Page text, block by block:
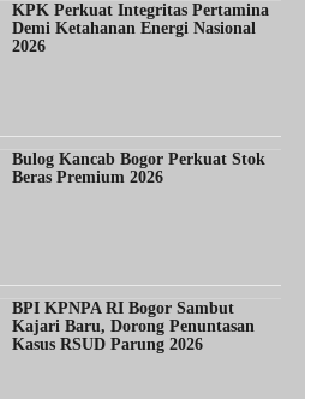
KPK Perkuat Integritas Pertamina
Demi Ketahanan Energi Nasional
2026
Bulog Kancab Bogor Perkuat Stok
Beras Premium 2026
BPI KPNPA RI Bogor Sambut
Kajari Baru, Dorong Penuntasan
Kasus RSUD Parung 2026